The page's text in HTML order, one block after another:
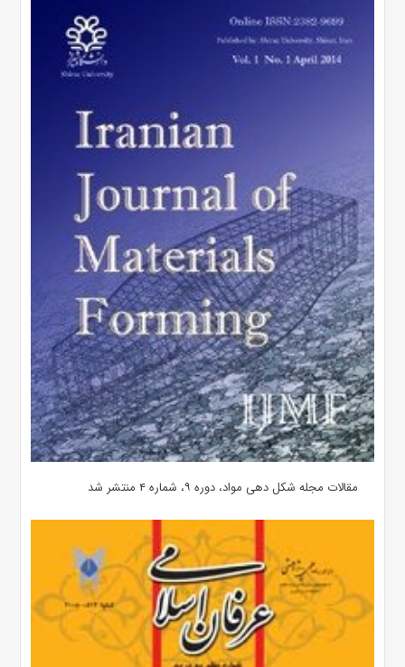
مقالات مجله شکل دهی مواد، دوره ۹، شماره ۴ منتشر شد